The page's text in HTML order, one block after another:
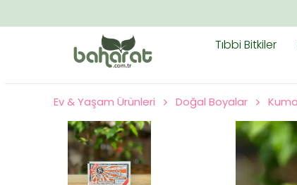
Tıbbi Bitkiler
Ev & Yaşam Ürünleri Doğal Boyalar